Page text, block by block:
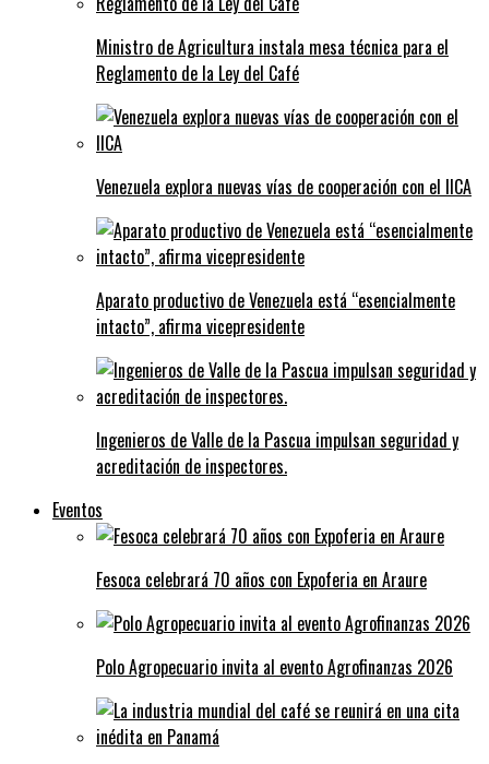
Ministro de Agricultura instala mesa técnica para el
Reglamento de la Ley del Café
Venezuela explora nuevas vías de cooperación con el IICA
Aparato productivo de Venezuela está “esencialmente
intacto”, afirma vicepresidente
Ingenieros de Valle de la Pascua impulsan seguridad y
acreditación de inspectores.
Eventos
Fesoca celebrará 70 años con Expoferia en Araure
Polo Agropecuario invita al evento Agrofinanzas 2026